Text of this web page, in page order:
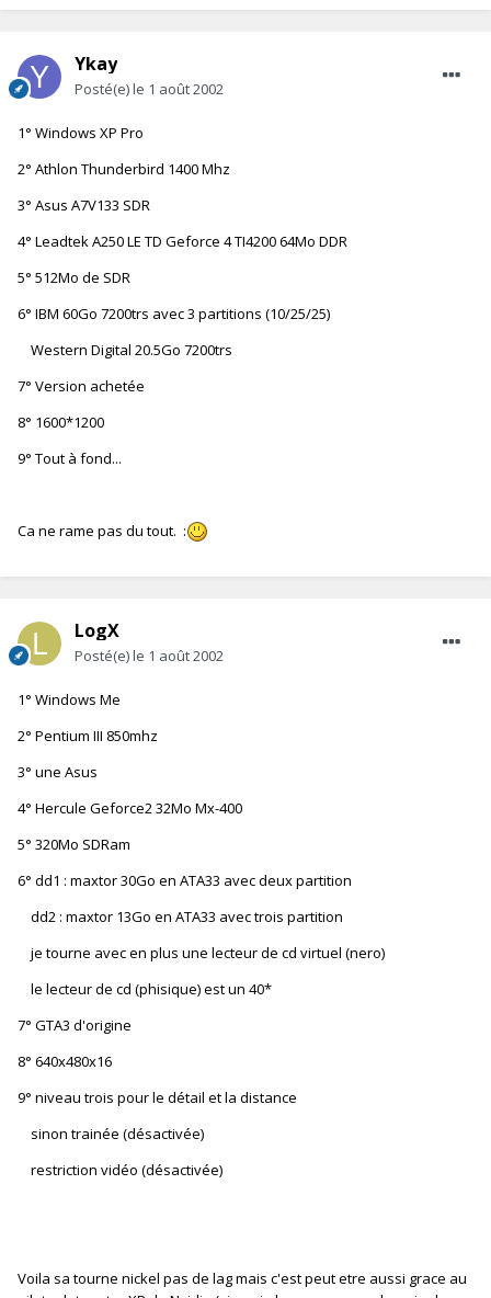
Ykay
Posté(e)le 1 août 2002
1° Windows XP Pro
2° Athlon Thunderbird 1400 Mhz
3° Asus A7V133 SDR
4° Leadtek A250 LE TD Geforce 4 TI4200 64Mo DDR
5° 512Mo de SDR
6° IBM 60Go 7200trs avec 3 partitions (10/25/25)
Western Digital 20.5Go 7200trs
7° Version achetée
8° 1600*1200
9° Tout à fond...
Ca ne rame pas du tout. :
LogX
Posté(e)le 1 août 2002
1° Windows Me
2° Pentium III 850mhz
3° une Asus
4° Hercule Geforce2 32Mo Mx-400
5° 320Mo SDRam
6° dd1 : maxtor 30Go en ATA33 avec deux partition
dd2 : maxtor 13Go en ATA33 avec trois partition
je tourne avec en plus une lecteur de cd virtuel (nero)
le lecteur de cd (phisique) est un 40*
7° GTA3 d'origine
8° 640x480x16
9° niveau trois pour le détail et la distance
sinon trainée (désactivée)
restriction vidéo (désactivée)
Voila sa tourne nickel pas de lag mais c'est peut etre aussi grace au